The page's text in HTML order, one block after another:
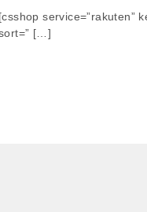
[csshop service=”rakuten”
[…]